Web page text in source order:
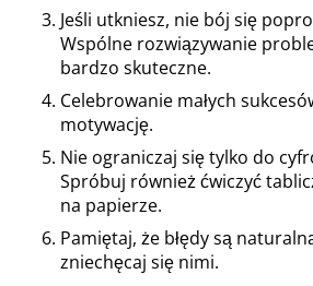
Jeśli utkniesz, nie bój się
Wspólne rozwiązywanie
bardzo skuteczne.
Celebrowanie małych
motywację.
Nie ograniczaj się tylko do
Spróbuj również ćwiczyć
na papierze.
Pamiętaj, że błędy są
zniechęcaj się nimi.